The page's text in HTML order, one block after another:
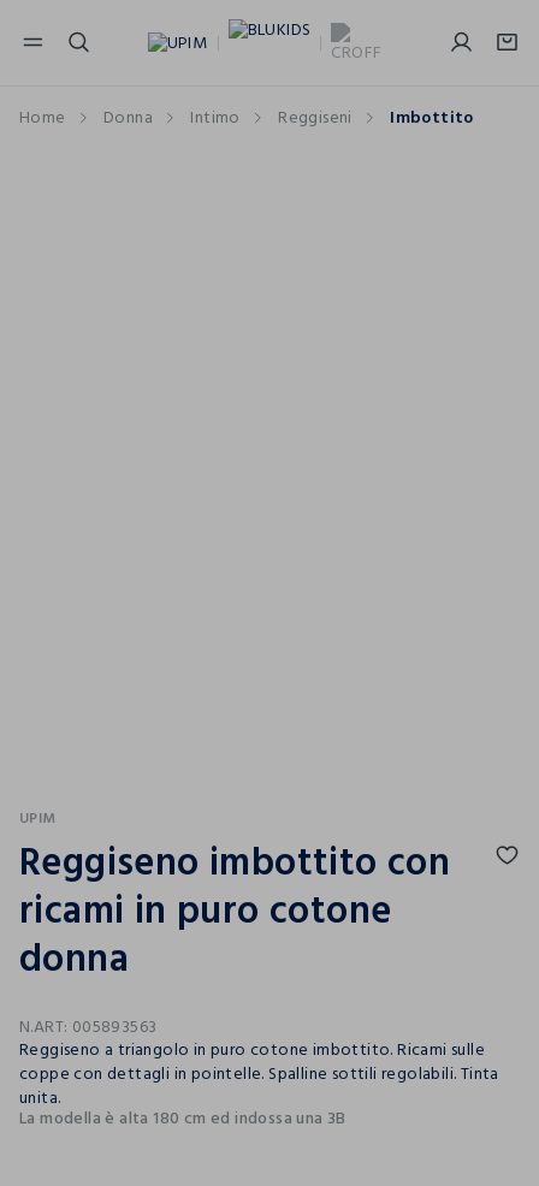
NAVIGATION.ARIA.GOTOMAINCONTENT
Home Donna Intimo Reggiseni Imbottito
UPIM
Reggiseno imbottito con
ricami in puro cotone
donna
N.ART: 005893563
Reggiseno a triangolo in puro cotone imbottito. Ricami sulle
coppe con dettagli in pointelle. Spalline sottili regolabili. Tinta
unita.
La modella è alta 180 cm ed indossa una 3B